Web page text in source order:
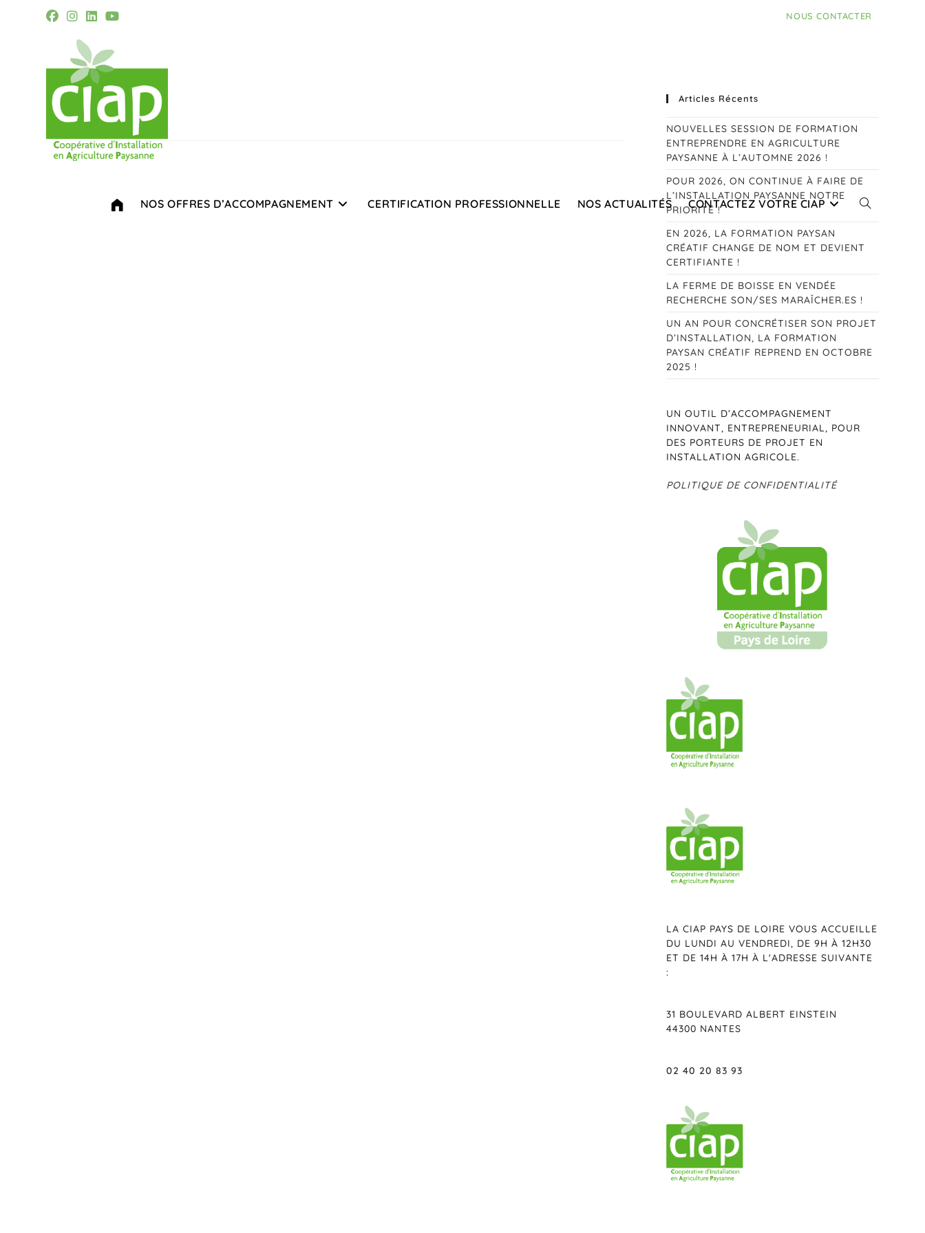
NOUS CONTACTER
NOS OFFRES D’ACCOMPAGNEMENT CERTIFICATION PROFESSIONNELLE NOS ACTUALITÉS CONTACTEZ VOTRE CIAP TOGGLE
Cigales Articles Récents
NOUVELLES SESSION DE FORMATION
ENTREPRENDRE EN AGRICULTURE
PAYSANNE À L’AUTOMNE 2026 !
POUR 2026, ON CONTINUE À FAIRE DE
L’INSTALLATION PAYSANNE NOTRE
PRIORITÉ !
EN 2026, LA FORMATION PAYSAN
CRÉATIF CHANGE DE NOM ET DEVIENT
CERTIFIANTE !
LA FERME DE BOISSE EN VENDÉE
RECHERCHE SON/SES MARAÎCHER.ES !
UN AN POUR CONCRÉTISER SON PROJET
D’INSTALLATION, LA FORMATION
PAYSAN CRÉATIF REPREND EN OCTOBRE
2025 !
UN OUTIL D’ACCOMPAGNEMENT
INNOVANT, ENTREPRENEURIAL, POUR
DES PORTEURS DE PROJET EN
INSTALLATION AGRICOLE.
POLITIQUE DE CONFIDENTIALITÉ
LA CIAP PAYS DE LOIRE VOUS ACCUEILLE
DU LUNDI AU VENDREDI, DE 9H À 12H30
ET DE 14H À 17H À L'ADRESSE SUIVANTE
:
31 BOULEVARD ALBERT EINSTEIN
44300 NANTES
02 40 20 83 93